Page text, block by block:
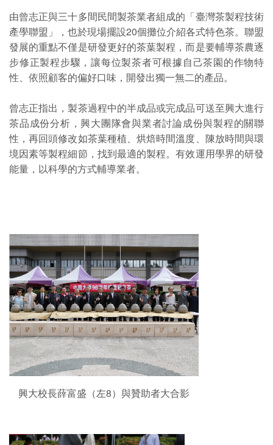
由曾志正與三十多間民間製茶業者組成的「臺灣茶製程技術
產學聯盟」，也於現場擺設20個攤位介紹各式特色茶。聯盟
發展的重點不僅是研發更好的茶葉製程，而是要輔導茶農逐
步修正製程步驟，讓每位製茶者可根據自己茶園的作物特
性、依照顧客的偏好口味，開發出獨一無二的產品。
曾志正指出，製茶過程中的半成品或完成品可送至興大進行
茶品成份分析，興大團隊會與業者討論成份與製程的關聯
性，再回頭修改如茶葉種植、烘焙時間溫度、陳放時間與環
境因素等製程細節，找到最適的製程。有效運用學界的研發
能量，以科學的方式輔導業者。
興大校長薛富盛（左8）與贊助者大合影